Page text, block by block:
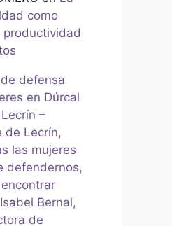
como
productividad
defensa
en Dúrcal
–
de Lecrín,
las mujeres
defendernos,
Bernal,
de